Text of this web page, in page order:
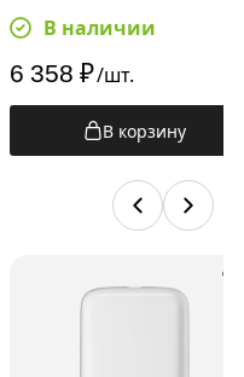
белыйВ наличии
6 358 ₽/шт.
В корзину